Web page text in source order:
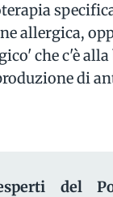
allergica,
che c'è
di
del